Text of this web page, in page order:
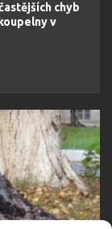
chyb
v